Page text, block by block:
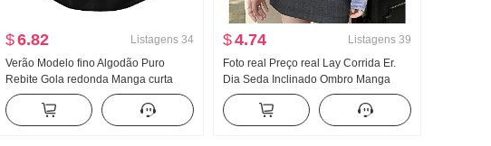
$6.82 Listagens 34
Verão Modelo fino Algodão Puro
Rebite Gola redonda Manga curta
Camiseta Masculino Tendência Estilo
americano Design Sentido Solto
Bordado Meia manga t
$4.74 Listagens 39
Foto real Preço real Lay Corrida Er.
Dia Seda Inclinado Ombro Manga
longa Camiseta Feminino Outono
Camiseta de base Avançado Sentido
Ajustado Efeito emagrecedor Garota